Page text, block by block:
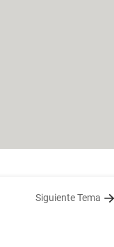
Siguiente Tema